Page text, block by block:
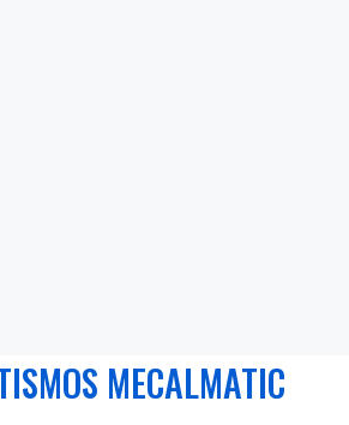
MECALMATIC